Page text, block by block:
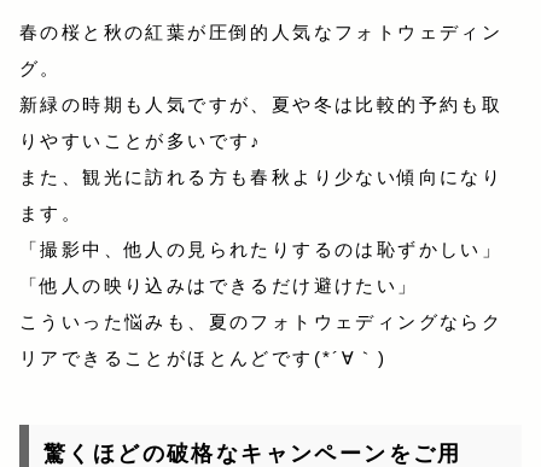
春の桜と秋の紅葉が圧倒的人気なフォトウェディン
グ。
新緑の時期も人気ですが、夏や冬は比較的予約も取
りやすいことが多いです♪
また、観光に訪れる方も春秋より少ない傾向になり
ます。
「撮影中、他人の見られたりするのは恥ずかしい」
「他人の映り込みはできるだけ避けたい」
こういった悩みも、夏のフォトウェディングならク
リアできることがほとんどです(*´∀｀)
驚くほどの破格なキャンペーンをご用